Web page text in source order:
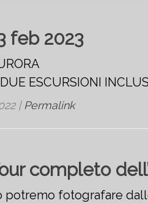
feb 2023
ESCURSIONI
| Permalink
completo
potremo fotografare